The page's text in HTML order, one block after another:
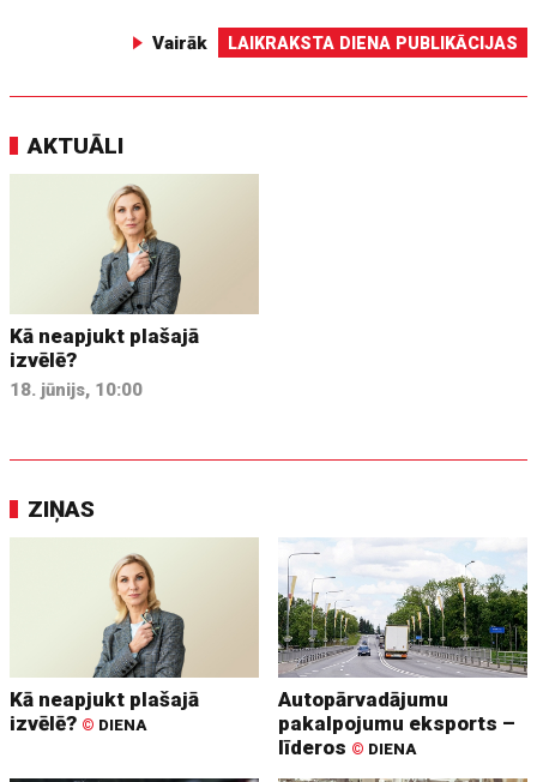
Vairāk LAIKRAKSTA DIENA PUBLIKĀCIJAS
AKTUĀLI
Kā neapjukt plašajā
izvēlē?
18. jūnijs, 10:00
ZIŅAS
Kā neapjukt plašajā
izvēlē? © DIENA
Autopārvadājumu
pakalpojumu eksports –
līderos © DIENA